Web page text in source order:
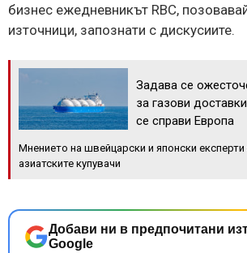
бизнес ежедневникът RBC,
източници, запознати с дискусиите.
Задава се
за газови
се справи Европа
Мнението на швейцарски и японски експерти
азиатските купувачи
Добави ни в предпочитани
Google